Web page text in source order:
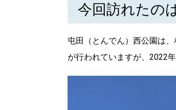
今回訪れたの
屯田（とんでん）西公園は
が行われていますが、2022